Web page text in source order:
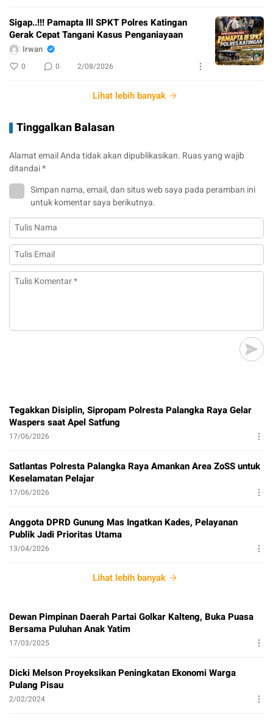
Sigap..!!! Pamapta lll SPKT Polres Katingan
Gerak Cepat Tangani Kasus Penganiayaan
Irwan
0 0 2/08/2026
Lihat lebih banyak
Tinggalkan Balasan
Alamat email Anda tidak akan dipublikasikan. Ruas yang wajib
ditandai*
Simpan nama, email, dan situs web saya pada peramban ini
untuk komentar saya berikutnya.
Tegakkan Disiplin, Sipropam Polresta Palangka Raya Gelar
Waspers saat Apel Satfung
17/06/2026
Satlantas Polresta Palangka Raya Amankan Area ZoSS untuk
Keselamatan Pelajar
17/06/2026
Anggota DPRD Gunung Mas Ingatkan Kades, Pelayanan
Publik Jadi Prioritas Utama
13/04/2026
Lihat lebih banyak
Dewan Pimpinan Daerah Partai Golkar Kalteng, Buka Puasa
Bersama Puluhan Anak Yatim
17/03/2025
Dicki Melson Proyeksikan Peningkatan Ekonomi Warga
Pulang Pisau
2/02/2024